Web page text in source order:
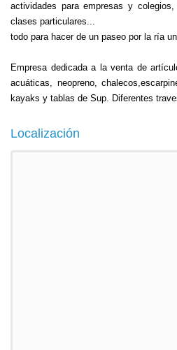
actividades para empresas y
clases particulares...
todo para hacer de un paseo por la ría
Empresa dedicada a la venta de
acuáticas, neopreno,
kayaks y tablas de Sup. Diferentes
Localización